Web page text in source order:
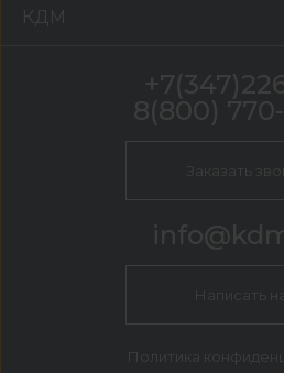
КДМ
8(800)
Заказать
Написать
Политика